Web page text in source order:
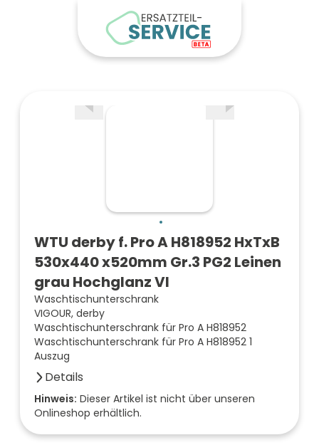
WTU derby f. Pro A H818952 HxTxB
530x440 x520mm Gr.3 PG2 Leinen
grau Hochglanz VI
Waschtischunterschrank
VIGOUR, derby
Waschtischunterschrank für Pro A H818952
Waschtischunterschrank für Pro A H818952 1
Auszug
Details
Farbe der Front
520
Hinweis: Dieser Artikel ist nicht über unseren
Onlineshop erhältlich.